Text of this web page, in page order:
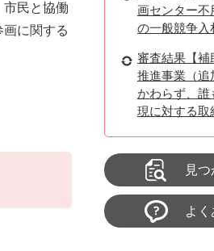
民と協働
に関する
画センター不
の一般競争入
審査結果【補
推進事業（追
かわらず、誰
現に対する取
見
よく